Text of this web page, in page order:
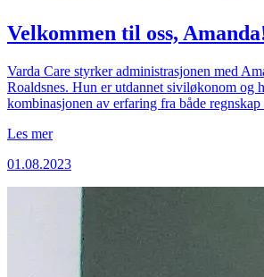
Velkommen til oss,
Varda Care styrker administrasjonen med
Roaldsnes. Hun er utdannet siviløkonom og
kombinasjonen av erfaring fra både regnskap
Les mer
01.08.2023